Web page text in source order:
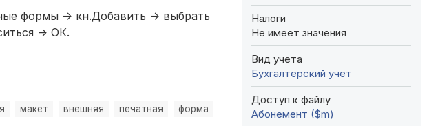
формы -> кн.Добавить -> выбрать
-> ОК.
макет внешняя печатная
форма
Налоги
Не имеет значения
Вид учета
Бухгалтерский учет
Доступ к файлу
Абонемент ($m)